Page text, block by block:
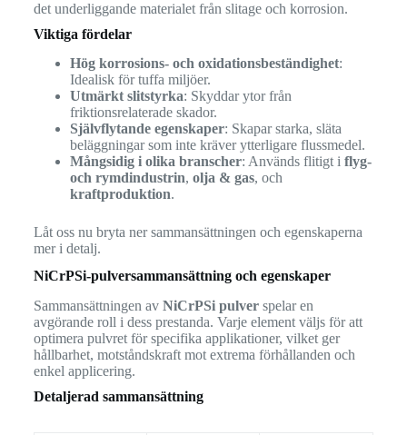
det underliggande materialet från slitage och korrosion.
Viktiga fördelar
Hög korrosions- och oxidationsbeständighet:
Idealisk för tuffa miljöer.
Utmärkt slitstyrka: Skyddar ytor från
friktionsrelaterade skador.
Självflytande egenskaper: Skapar starka, släta
beläggningar som inte kräver ytterligare flussmedel.
Mångsidig i olika branscher: Används flitigt i flyg-
och rymdindustrin, olja & gas, och
kraftproduktion.
Låt oss nu bryta ner sammansättningen och egenskaperna
mer i detalj.
NiCrPSi-pulversammansättning och egenskaper
Sammansättningen av NiCrPSi pulverspelar en
avgörande roll i dess prestanda. Varje element väljs för att
optimera pulvret för specifika applikationer, vilket ger
hållbarhet, motståndskraft mot extrema förhållanden och
enkel applicering.
Detaljerad sammansättning